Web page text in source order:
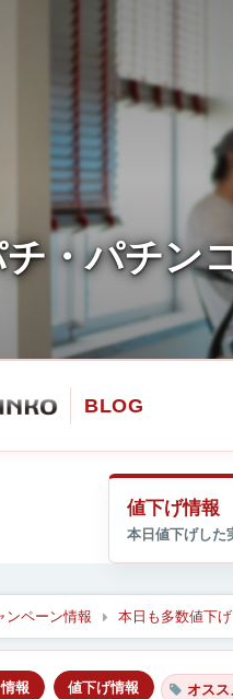
値下げ情報
ンペーン情報 本日も多数値下
報 値下げ情報 オスス